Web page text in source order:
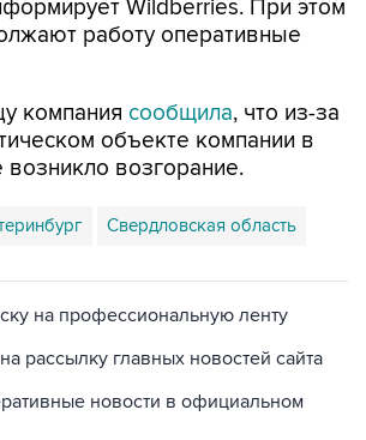
компания
возникло возгорание.
Свердловская область
рассылку главных новостей сайта
новости в официальном